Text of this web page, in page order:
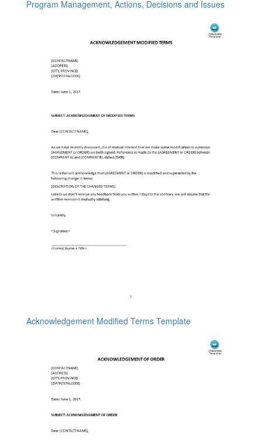
Program Management, Actions, Decisions and Issues
Acknowledgement Modified Terms Template